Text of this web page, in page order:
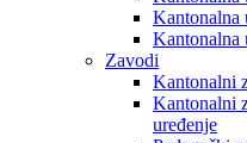
Kantonalna
Kantonalna
Zavodi
Kantonalni
Kantonalni
uređenje